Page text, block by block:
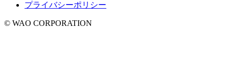
プライバシーポリシー
© WAO CORPORATION